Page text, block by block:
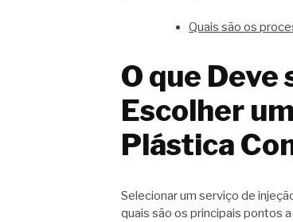
Quais são os
O que Deve
Escolher
Plástica
Selecionar um serviço de
quais são os principais pontos